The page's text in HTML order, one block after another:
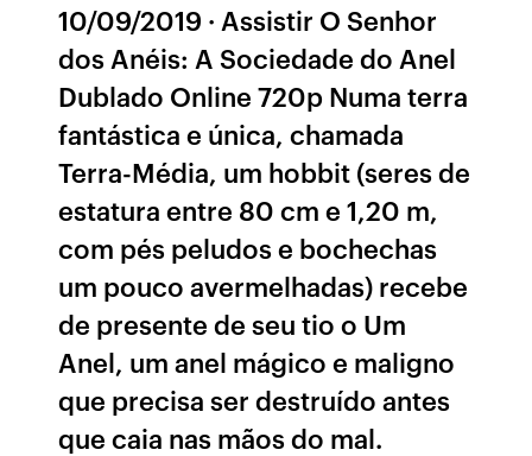
10/09/2019 · Assistir O Senhor
dos Anéis: A Sociedade do Anel
Dublado Online 720p Numa terra
fantástica e única, chamada
Terra-Média, um hobbit (seres de
estatura entre 80 cm e 1,20 m,
com pés peludos e bochechas
um pouco avermelhadas) recebe
de presente de seu tio o Um
Anel, um anel mágico e maligno
que precisa ser destruído antes
que caia nas mãos do mal.